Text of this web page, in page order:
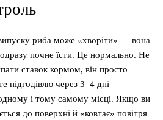
риба може «хворіти» — вона
почне їсти. Це нормально. Не
ставок кормом, він просто
підгодівлю через 3–4 дні
і тому самому місці. Якщо ви
до поверхні й «ковтає» повітря